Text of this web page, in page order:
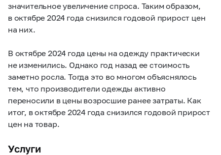
значительное увеличение спроса. Таким образом,
в октябре 2024 года снизился годовой прирост цен
на них.
В октябре 2024 года цены на одежду практически
не изменились. Однако год назад ее стоимость
заметно росла. Тогда это во многом объяснялось
тем, что производители одежды активно
переносили в цены возросшие ранее затраты. Как
итог, в октябре 2024 года снизился годовой прирост
цен на товар.
Услуги